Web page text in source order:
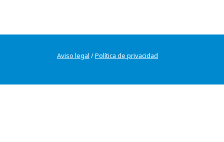
Aviso legal /Política de privacidad